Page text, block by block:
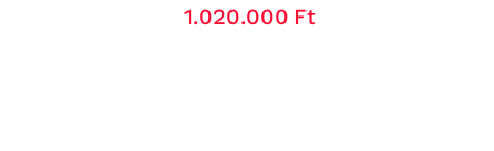
1.020.000 Ft